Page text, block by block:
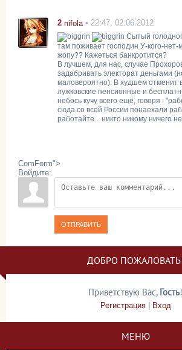
2 nifola • 22:47, 02.06.2012
Сытый
там поживает господин У-кого-
жопу?? Кажеться банкротится?
В лучшем, для нас, случае
задабривать электорат деньгами
маловероятно). В худшем отменит
лужковские пенсионные и
небось кучу всего ещё, говоря :
сюда со всей России понаехали
работайте... никто никому ничего
ComForm">
Войдите:
ОТПРАВИТЬ
ДОБРО
Приветствую Вас, Гость!
Регистрация| Вход
МЕНЮ